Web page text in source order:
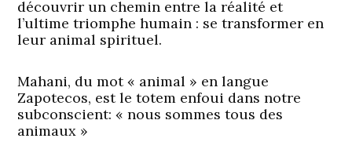
découvrir un chemin entre la réalité et
l’ultime triomphe humain : se transformer en
leur animal spirituel.
Mahani, du mot « animal » en langue
Zapotecos, est le totem enfoui dans notre
subconscient: « nous sommes tous des
animaux »